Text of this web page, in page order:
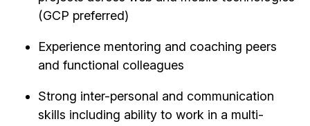
(GCP preferred)
Experience mentoring and coaching peers
and functional colleagues
Strong inter-personal and communication
skills including ability to work in a multi-